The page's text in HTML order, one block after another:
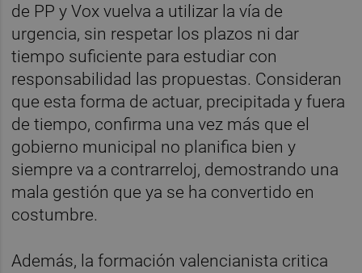
de PP y Vox vuelva a utilizar la vía de
urgencia, sin respetar los plazos ni dar
tiempo suficiente para estudiar con
responsabilidad las propuestas. Consideran
que esta forma de actuar, precipitada y fuera
de tiempo, confirma una vez más que el
gobierno municipal no planifica bien y
siempre va a contrarreloj, demostrando una
mala gestión que ya se ha convertido en
costumbre.
Además, la formación valencianista critica